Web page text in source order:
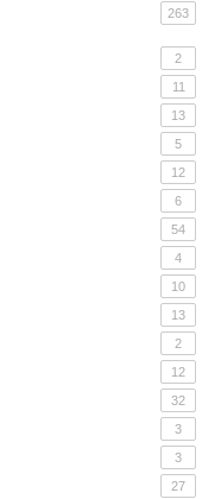
263
2
11
13
5
12
6
54
4
10
13
2
12
32
3
3
27